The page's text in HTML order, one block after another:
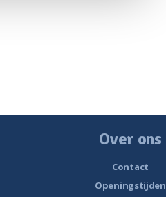
Over ons
Contact
Openingstijden